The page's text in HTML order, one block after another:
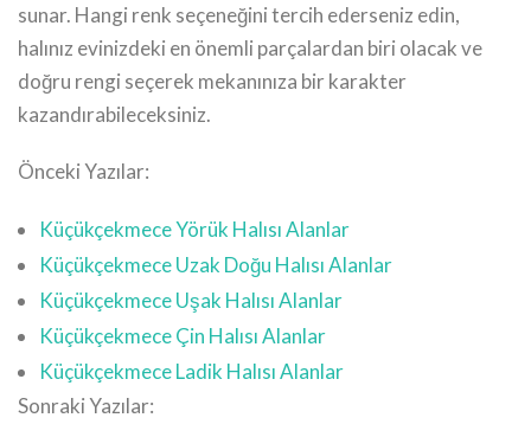
sunar. Hangi renk seçeneğini tercih ederseniz edin,
halınız evinizdeki en önemli parçalardan biri olacak ve
doğru rengi seçerek mekanınıza bir karakter
kazandırabileceksiniz.
Önceki Yazılar:
Küçükçekmece Yörük Halısı Alanlar
Küçükçekmece Uzak Doğu Halısı Alanlar
Küçükçekmece Uşak Halısı Alanlar
Küçükçekmece Çin Halısı Alanlar
Küçükçekmece Ladik Halısı Alanlar
Sonraki Yazılar: